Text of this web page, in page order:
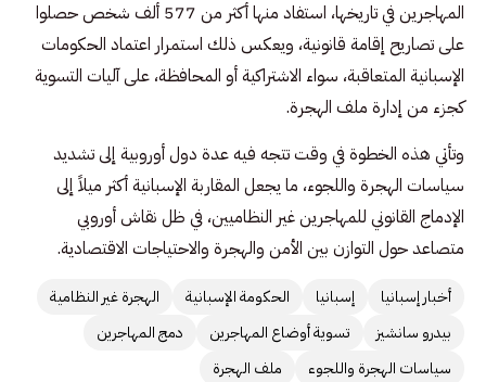
المهاجرين في تاريخها، استفاد منها أكثر من 577 ألف شخص حصلوا
على تصاريح إقامة قانونية، ويعكس ذلك استمرار اعتماد الحكومات
الإسبانية المتعاقبة، سواء الاشتراكية أو المحافظة، على آليات التسوية
كجزء من إدارة ملف الهجرة.
وتأتي هذه الخطوة في وقت تتجه فيه عدة دول أوروبية إلى تشديد
سياسات الهجرة واللجوء، ما يجعل المقاربة الإسبانية أكثر ميلاً إلى
الإدماج القانوني للمهاجرين غير النظاميين، في ظل نقاش أوروبي
متصاعد حول التوازن بين الأمن والهجرة والاحتياجات الاقتصادية.
أخبار إسبانيا إسبانيا الحكومة الإسبانية
الهجرة غير النظامية
بيدرو سانشيز
تسوية أوضاع المهاجرين
دمج المهاجرين
سياسات الهجرة واللجوء
ملف الهجرة